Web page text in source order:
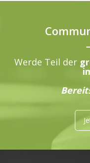
Werde Teil der